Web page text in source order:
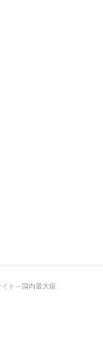
ト～国内最大級